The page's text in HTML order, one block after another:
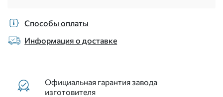
Способы оплаты
Информация о доставке
Официальная гарантия завода
изготовителя